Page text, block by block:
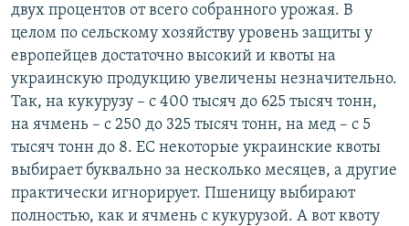
двух процентов от всего собранного урожая. В
целом по сельскому хозяйству уровень защиты у
европейцев достаточно высокий и квоты на
украинскую продукцию увеличены незначительно.
Так, на кукурузу – с 400 тысяч до 625 тысяч тонн,
на ячмень – с 250 до 325 тысяч тонн, на мед – с 5
тысяч тонн до 8. ЕС некоторые украинские квоты
выбирает буквально за несколько месяцев, а другие
практически игнорирует. Пшеницу выбирают
полностью, как и ячмень с кукурузой. А вот квоту